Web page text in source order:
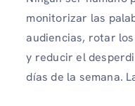
monitorizar las
audiencias, rotar
y reducir el
días de la semana.